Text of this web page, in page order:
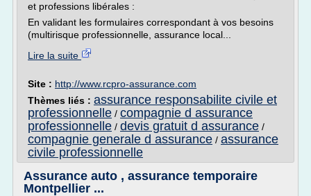
et professions libérales :
En validant les formulaires correspondant à vos besoins
(multirisque professionnelle, assurance local...
Lire la suite
Site : http://www.rcpro-assurance.com
Thèmes liés : assurance responsabilite civile et
professionnelle / compagnie d assurance
professionnelle / devis gratuit d assurance /
compagnie generale d assurance / assurance
civile professionnelle
Assurance auto , assurance temporaire
Montpellier ...